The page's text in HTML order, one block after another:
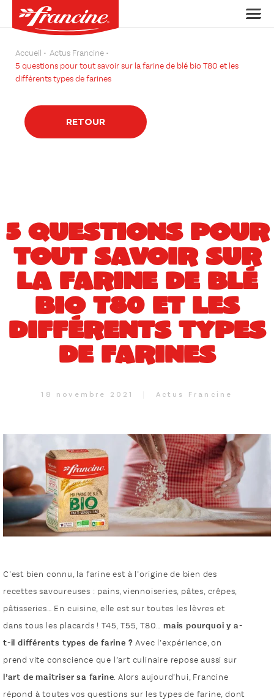
Accueil
Actus Francine
5 questions pour tout savoir sur la farine de blé bio T80 et les
différents types de farines
RETOUR
5 QUESTIONS POUR
TOUT SAVOIR SUR
LA FARINE DE BLÉ
BIO T80 ET LES
DIFFÉRENTS TYPES
DE FARINES
18 novembre 2021 Actus Francine
C’est bien connu, la farine est à l’origine de bien des
recettes savoureuses : pains, viennoiseries, pâtes, crêpes,
pâtisseries… En cuisine, elle est sur toutes les lèvres et
dans tous les placards ! T45, T55, T80…mais pourquoi y a-
t-il différents types de farine ? Avec l’expérience, on
prend vite conscience que l’art culinaire repose aussi sur
l’art de maitriser sa farine. Alors aujourd’hui, Francine
répond à toutes vos questions sur les types de farine, dont